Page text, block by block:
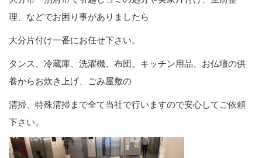
理、などでお困り事がありましたら
大分片付け一番にお任せ下さい。
タンス、冷蔵庫、洗濯機、布団、キッチン用品、お仏壇の供
養からお炊き上げ、ごみ屋敷の
清掃、特殊清掃まで全て当社で行いますので安心してご依頼
下さい。